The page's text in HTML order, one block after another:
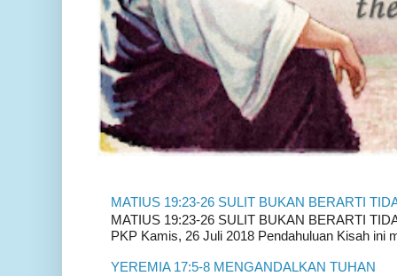
MATIUS 19:23-26 SULIT BUKAN BERARTI
MATIUS 19:23-26 SULIT BUKAN BERARTI
PKP Kamis, 26 Juli 2018 Pendahuluan Kisah ini
YEREMIA 17:5-8 MENGANDALKAN TUHAN